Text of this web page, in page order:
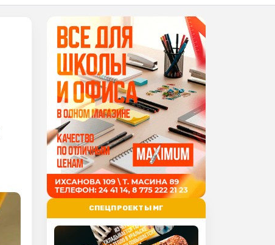
СПЕЦПРОЕКТЫ МГ